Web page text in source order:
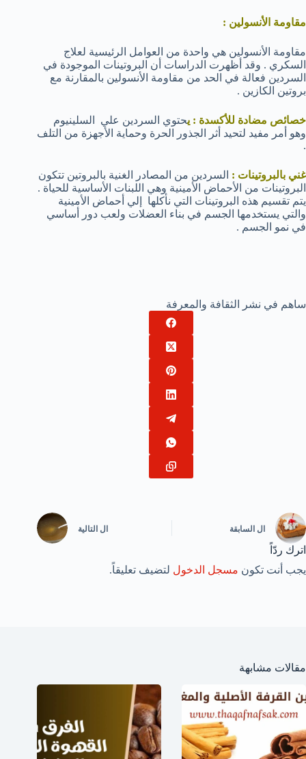
مقاومة الأنسولين :
مقاومة الأنسولين هي واحدة من العوامل الرئيسية لعلاج
السكري . وقد أظهرت الدراسات أن البروتينات الموجودة في
السردين فعالة في الحد من مقاومة الأنسولين بالمقارنة مع
بروتين الكازين .
خصائص مضادة للأكسدة : يحتوي السردين علي السلينيوم
وهو أمر مفيد لتحيد أثر الجذور الحرة وحماية الأجهزة من التلف
.
غني بالبروتينات : السردين من المصادر الغنية بالبروتين تتكون
البروتينات من الأحماض الأمينية وهي اللبنات الأساسية للحياة .
يتم تقسيم هذه البروتينات التي نأكلها إلي أحماض الأمينية
والتي يستخدمها الجسم في بناء العضلات ولعب دور أساسي
في نمو الجسم .
ساهم في نشر الثقافة والمعرفة
ال السابقة ال التالية
اترك ردّاً
يجب أنت تكون مسجل الدخول لتضيف تعليقاً.
مقالات مشابهة